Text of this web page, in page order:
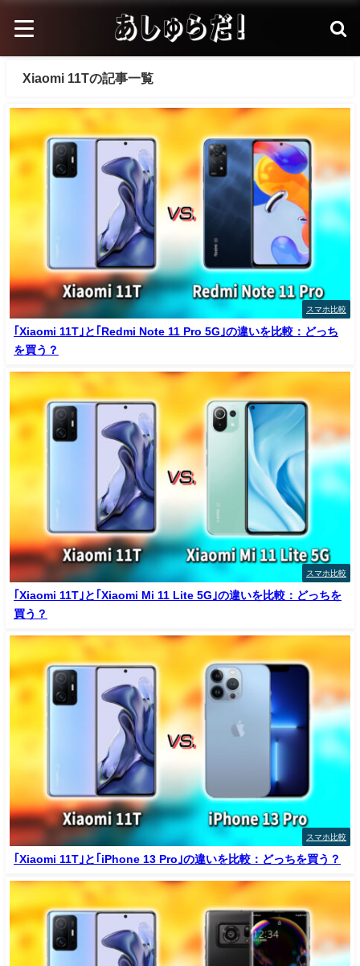
Xiaomi 11Tの記事一覧
スマホ比較
｢Xiaomi 11T｣と｢Redmi Note 11 Pro 5G｣の違いを比較：どっち
を買う？
スマホ比較
｢Xiaomi 11T｣と｢Xiaomi Mi 11 Lite 5G｣の違いを比較：どっちを
買う？
スマホ比較
｢Xiaomi 11T｣と｢iPhone 13 Pro｣の違いを比較：どっちを買う？